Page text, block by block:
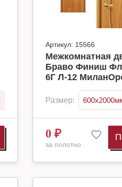
Артикул: 15566
Межкомнатная
Браво Финиш
6Г Л-12
Размер:
0 ₽
за полотно